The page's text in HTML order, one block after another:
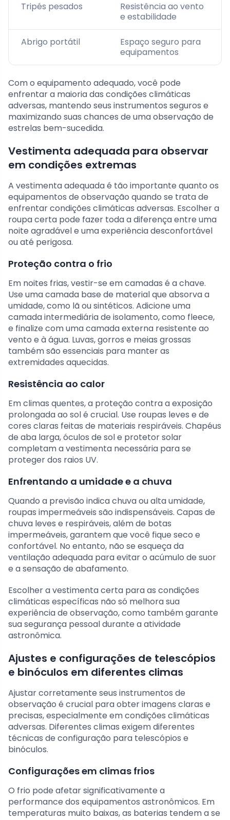
Tripés pesados
Resistência ao vento
e estabilidade
Abrigo portátil
Espaço seguro para
equipamentos
Com o equipamento adequado, você pode
enfrentar a maioria das condições climáticas
adversas, mantendo seus instrumentos seguros e
maximizando suas chances de uma observação de
estrelas bem-sucedida.
Vestimenta adequada para observar
em condições extremas
A vestimenta adequada é tão importante quanto os
equipamentos de observação quando se trata de
enfrentar condições climáticas adversas. Escolher a
roupa certa pode fazer toda a diferença entre uma
noite agradável e uma experiência desconfortável
ou até perigosa.
Proteção contra o frio
Em noites frias, vestir-se em camadas é a chave.
Use uma camada base de material que absorva a
umidade, como lã ou sintéticos. Adicione uma
camada intermediária de isolamento, como fleece,
e finalize com uma camada externa resistente ao
vento e à água. Luvas, gorros e meias grossas
também são essenciais para manter as
extremidades aquecidas.
Resistência ao calor
Em climas quentes, a proteção contra a exposição
prolongada ao sol é crucial. Use roupas leves e de
cores claras feitas de materiais respiráveis. Chapéus
de aba larga, óculos de sol e protetor solar
completam a vestimenta necessária para se
proteger dos raios UV.
Enfrentando a umidade e a chuva
Quando a previsão indica chuva ou alta umidade,
roupas impermeáveis são indispensáveis. Capas de
chuva leves e respiráveis, além de botas
impermeáveis, garantem que você fique seco e
confortável. No entanto, não se esqueça da
ventilação adequada para evitar o acúmulo de suor
e a sensação de abafamento.
Escolher a vestimenta certa para as condições
climáticas específicas não só melhora sua
experiência de observação, como também garante
sua segurança pessoal durante a atividade
astronômica.
Ajustes e configurações de telescópios
e binóculos em diferentes climas
Ajustar corretamente seus instrumentos de
observação é crucial para obter imagens claras e
precisas, especialmente em condições climáticas
adversas. Diferentes climas exigem diferentes
técnicas de configuração para telescópios e
binóculos.
Configurações em climas frios
O frio pode afetar significativamente a
performance dos equipamentos astronômicos. Em
temperaturas muito baixas, as baterias tendem a se